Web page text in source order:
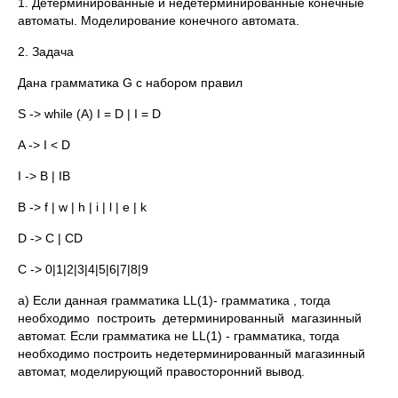
автоматы. Моделирование конечного автомата.
2. Задача
Дана грамматика G с набором правил
S -> while (A) I = D | I = D
A -> I < D
I -> B | IB
B -> f | w | h | i | l | e | k
D -> C | CD
C -> 0|1|2|3|4|5|6|7|8|9
a) Если данная грамматика LL(1)- грамматика , тогда
необходимо построить детерминированный магазинный
автомат. Если грамматика не LL(1) - грамматика, тогда
необходимо построить недетерминированный магазинный
автомат, моделирующий правосторонний вывод.